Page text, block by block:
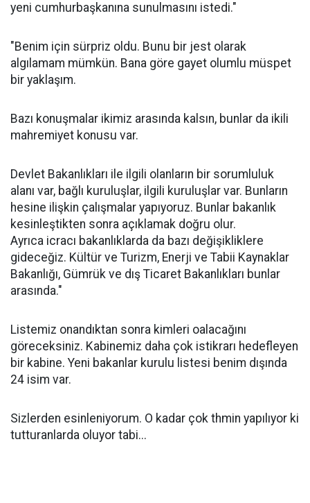
yeni cumhurbaşkanına sunulmasını istedi."
"Benim için sürpriz oldu. Bunu bir jest olarak
algılamam mümkün. Bana göre gayet olumlu müspet
bir yaklaşım.
Bazı konuşmalar ikimiz arasında kalsın, bunlar da ikili
mahremiyet konusu var.
Devlet Bakanlıkları ile ilgili olanların bir sorumluluk
alanı var, bağlı kuruluşlar, ilgili kuruluşlar var. Bunların
hesine ilişkin çalışmalar yapıyoruz. Bunlar bakanlık
kesinleştikten sonra açıklamak doğru olur.
Ayrıca icracı bakanlıklarda da bazı değişikliklere
gideceğiz. Kültür ve Turizm, Enerji ve Tabii Kaynaklar
Bakanlığı, Gümrük ve dış Ticaret Bakanlıkları bunlar
arasında."
Listemiz onandıktan sonra kimleri oalacağını
göreceksiniz. Kabinemiz daha çok istikrarı hedefleyen
bir kabine. Yeni bakanlar kurulu listesi benim dışında
24 isim var.
Sizlerden esinleniyorum. O kadar çok thmin yapılıyor ki
tutturanlarda oluyor tabi...